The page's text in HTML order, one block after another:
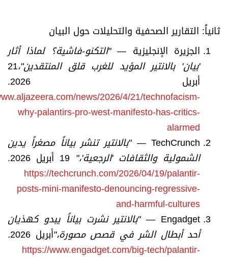
ثانياً: التقارير الصحفية والتحليلات حول البيان
الجزيرة الإنجليزية —"التكنو-فاشية؟ لماذا أثار
'بيان' بالانتير المؤيد للغرب قلق المنتقدين"،21
أبريل 2026.
news/2026/4/21/technofacism-
why-palantirs-pro-west-manifesto-has-critics-
alarmed
TechCrunch —
"بالانتير تنشر بياناً مصغراً يدين
الشمولية والثقافات 'الرجعية'،"
https://techcrunch.com/2026/04/19/palantir-
posts-mini-manifesto-denouncing-regressive-
and-harmful-cultures
Engadget —
"بالانتير نشرت بياناً يبدو كهذيان
أحد أبطال الشر في قصص مصورة،"أبريل 2026.
https://www.engadget.com/big-tech/palantir-